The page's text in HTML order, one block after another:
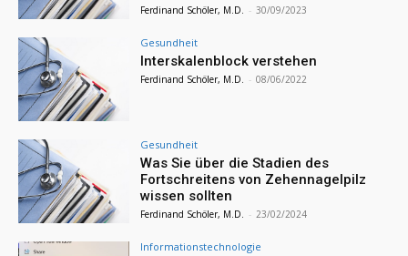
Ferdinand Schöler, M.D. - 30/09/2023
Gesundheit
Interskalenblock verstehen
Ferdinand Schöler, M.D. - 08/06/2022
Gesundheit
Was Sie über die Stadien des
Fortschreitens von Zehennagelpilz
wissen sollten
Ferdinand Schöler, M.D. - 23/02/2024
Informationstechnologie